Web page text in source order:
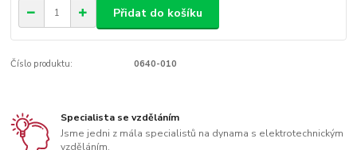
Přidat do košíku
Číslo produktu: 0640-010
Specialista se vzděláním
Jsme jedni z mála specialistů na dynama s elektrotechnickým
vzděláním.